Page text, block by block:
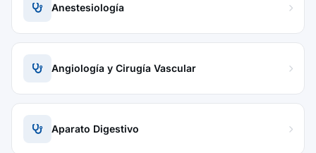
Anestesiología
Angiología y Cirugía Vascular
Aparato Digestivo